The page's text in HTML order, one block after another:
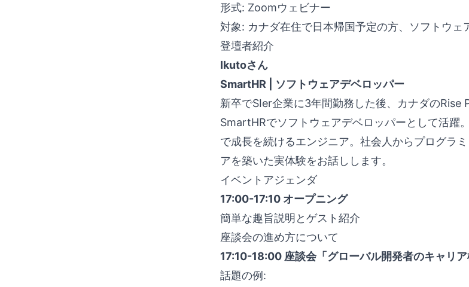
形式: Zoomウェビナー
対象: カナダ在住で日本帰国予定の方、ソフトウ
登壇者紹介
Ikutoさん
SmartHR | ソフトウェアデベロッパー
新卒でSIer企業に3年間勤務した後、カナダの
SmartHRでソフトウェアデベロッパーとして活躍
で成長を続けるエンジニア。社会人からプログラ
アを築いた実体験をお話しします。
イベントアジェンダ
17:00-17:10 オープニング
簡単な趣旨説明とゲスト紹介
座談会の進め方について
17:10-18:00 座談会「グローバル開発者のキャリア
話題の例: